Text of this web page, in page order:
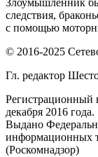
Злоумышленник
следствия,
с помощью
© 2016-2025
Гл. редактор
декабря 2016 года.
Выдано
информационных
(Роскомнадзор)